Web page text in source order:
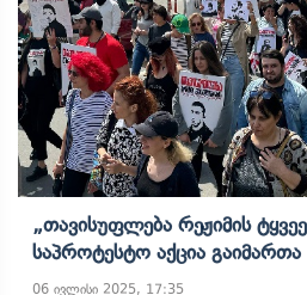
„თავისუფლება Რეჟიმის
Საპროტესტო Აქცია Გაიმართა
06 ივლისი 2025, 17:35